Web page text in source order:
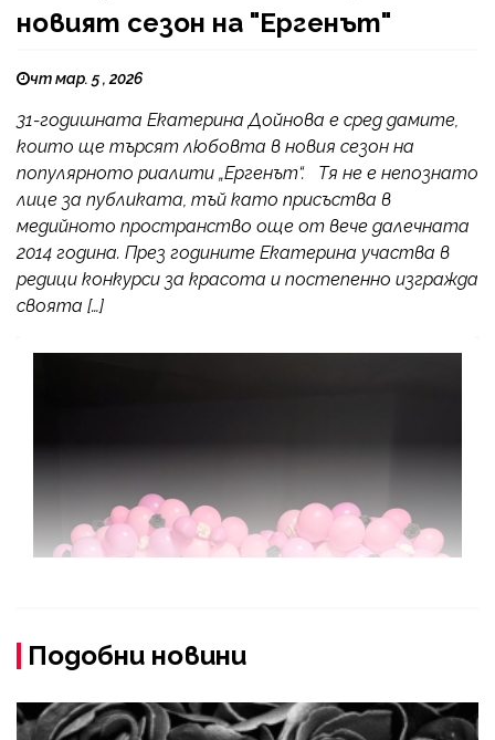
новият сезон на "Ергенът"
чт мар. 5 , 2026
31-годишната Екатерина Дойнова е сред дамите,
които ще търсят любовта в новия сезон на
популярното риалити „Ергенът“. Тя не е непознато
лице за публиката, тъй като присъства в
медийното пространство още от вече далечната
2014 година. През годините Екатерина участва в
редици конкурси за красота и постепенно изгражда
своята […]
Подобни новини